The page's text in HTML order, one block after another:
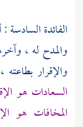
الفائدة السادسة
والمدح له ،
والإقرار
السعادات هو
المخافات هو